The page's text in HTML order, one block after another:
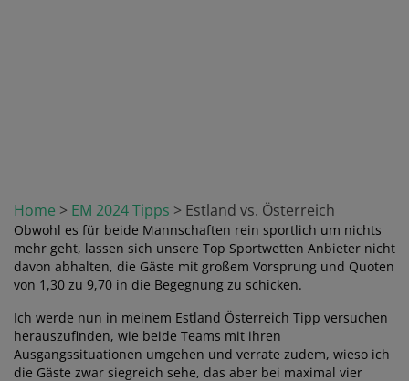
Home > EM 2024 Tipps > Estland vs. Österreich
Obwohl es für beide Mannschaften rein sportlich um nichts
mehr geht, lassen sich unsere Top Sportwetten Anbieter nicht
davon abhalten, die Gäste mit großem Vorsprung und Quoten
von 1,30 zu 9,70 in die Begegnung zu schicken.
Ich werde nun in meinem Estland Österreich Tipp versuchen
herauszufinden, wie beide Teams mit ihren
Ausgangssituationen umgehen und verrate zudem, wieso ich
die Gäste zwar siegreich sehe, das aber bei maximal vier